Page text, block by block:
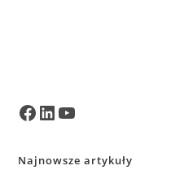
Facebook
LinkedInYouTube
Najnowsze artykuły